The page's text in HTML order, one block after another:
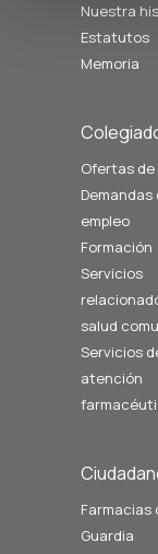
Nuestra
Estatutos
Memoria
Ofertas de
Demandas
empleo
Formación
Servicios
salud
Servicios
atención
Farmacias
Guardia